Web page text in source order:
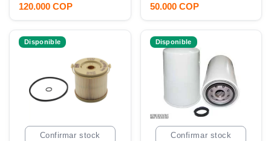
120.000 COP 50.000 COP
Confirmar stock
Disponible
Confirmar stock
Disponible